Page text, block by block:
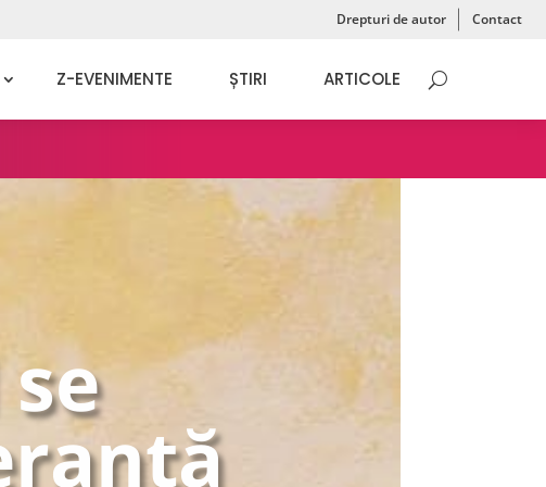
Drepturi de autor Contact
Z-EVENIMENTE ȘTIRI ARTICOLE